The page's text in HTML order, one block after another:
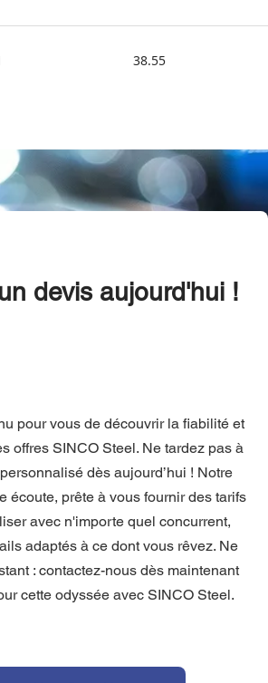
38.55
devis aujourd'hui !
pour vous de découvrir la fiabilité et
offres SINCO Steel. Ne tardez pas à
dès aujourd’hui ! Notre
écoute, prête à vous fournir des tarifs
avec n'importe quel concurrent,
adaptés à ce dont vous rêvez. Ne
: contactez-nous dès maintenant
cette odyssée avec SINCO Steel.